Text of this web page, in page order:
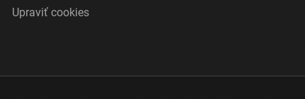
Upraviť cookies